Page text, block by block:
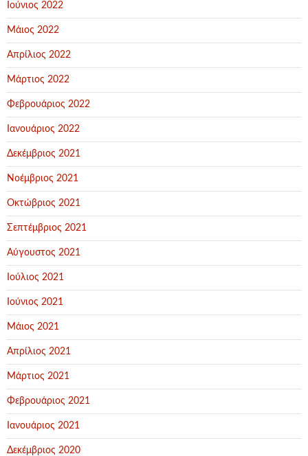
Ιούνιος 2022
Μάιος 2022
Απρίλιος 2022
Μάρτιος 2022
Φεβρουάριος 2022
Ιανουάριος 2022
Δεκέμβριος 2021
Νοέμβριος 2021
Οκτώβριος 2021
Σεπτέμβριος 2021
Αύγουστος 2021
Ιούλιος 2021
Ιούνιος 2021
Μάιος 2021
Απρίλιος 2021
Μάρτιος 2021
Φεβρουάριος 2021
Ιανουάριος 2021
Δεκέμβριος 2020